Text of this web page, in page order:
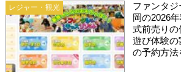
レジャー・観光
ファンタ
岡の2026
式前売り
遊び体験
の予約方法